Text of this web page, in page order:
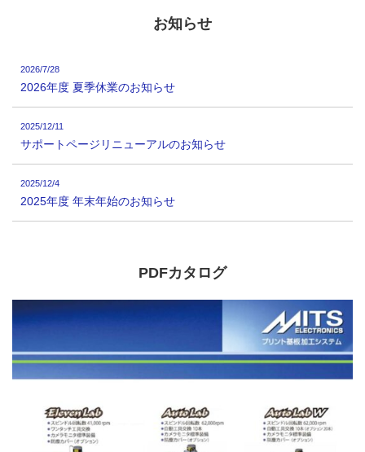
お知らせ
2026/7/28
2026年度 夏季休業のお知らせ
2025/12/11
サポートページリニューアルのお知らせ
2025/12/4
2025年度 年末年始のお知らせ
PDFカタログ